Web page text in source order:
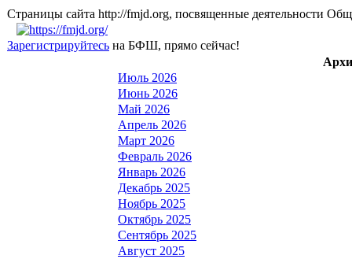
Страницы сайта http://fmjd.org, посвященные
Зарегистрируйтесь на БФШ, прямо сейчас!
Июль 2026
Июнь 2026
Май 2026
Апрель 2026
Март 2026
Февраль 2026
Январь 2026
Декабрь 2025
Ноябрь 2025
Октябрь 2025
Сентябрь 2025
Август 2025